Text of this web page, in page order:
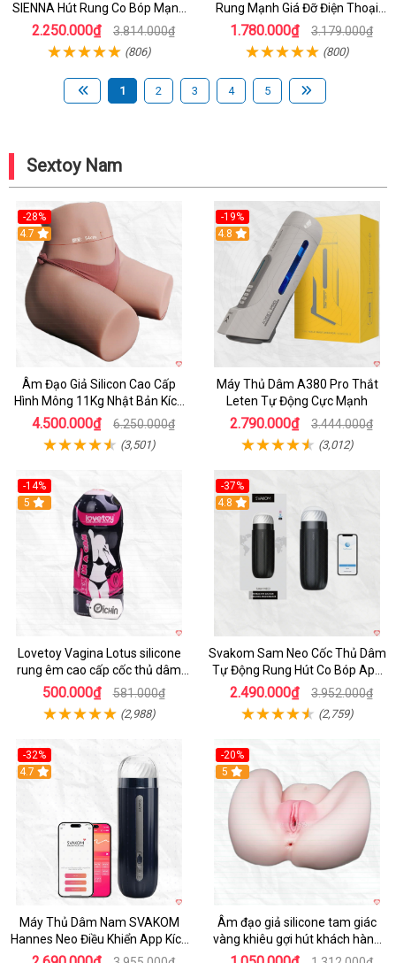
SIENNA Hút Rung Co Bóp Mạnh
Mẽ Nam
2.250.000₫ 3.814.000₫
(806)
Rung Mạnh Giá Đỡ Điện Thoại
Chính Hãng
1.780.000₫ 3.179.000₫
(800)
1 2 3 4 5
Sextoy Nam
-28%
4.7
Âm Đạo Giả Silicon Cao Cấp
Hình Mông 11Kg Nhật Bản Kích
Thước Như Thật
4.500.000₫ 6.250.000₫
(3,501)
-19%
Hot
4.8
Máy Thủ Dâm A380 Pro Thắt
Leten Tự Động Cực Mạnh
2.790.000₫ 3.444.000₫
(3,012)
-14%
Hot
5
Lovetoy Vagina Lotus silicone
rung êm cao cấp cốc thủ dâm
nam
500.000₫ 581.000₫
(2,988)
-37%
4.8
Svakom Sam Neo Cốc Thủ Dâm
Tự Động Rung Hút Co Bóp App
Điều Khiển
2.490.000₫ 3.952.000₫
(2,759)
-32%
Hot
4.7
Máy Thủ Dâm Nam SVAKOM
Hannes Neo Điều Khiển App Kích
Thích
-20%
Hot
5
Âm đạo giả silicone tam giác
vàng khiêu gợi hút khách hàng
nam